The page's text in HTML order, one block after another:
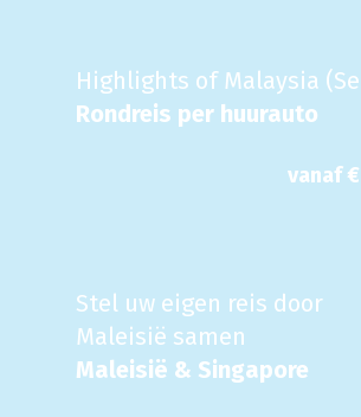
Highlights of Malaysia
Rondreis per huurauto
vanaf €
Stel uw eigen reis door
Maleisië samen
Maleisië & Singapore